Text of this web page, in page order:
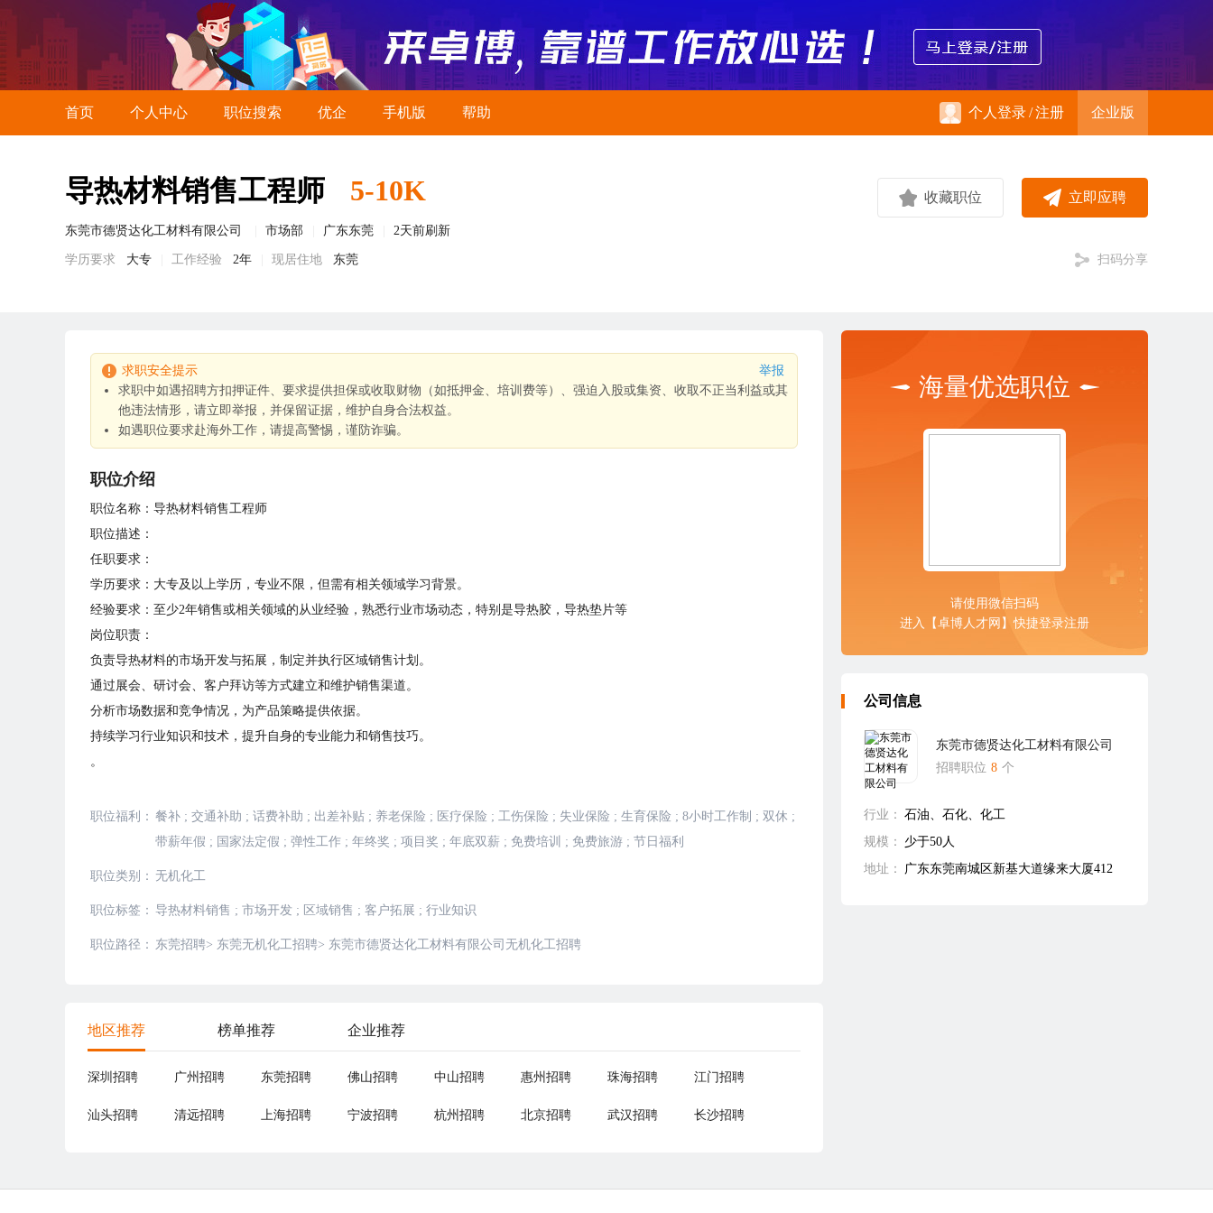
首页 个人中心 职位搜索 优企 手机版 帮助 个人登录/注册 企业版
导热材料销售工程师 5-10K
东莞市德贤达化工材料有限公司 市场部 广东东莞 2天前刷新
学历要求 大专 工作经验 2年 现居住地 东莞
收藏职位 立即应聘
扫码分享
求职安全提示
举报
求职中如遇招聘方扣押证件、要求提供担保或收取财物（如抵押金、培训费等）、强迫入股或集资、收取不正当利益或其
他违法情形，请立即举报，并保留证据，维护自身合法权益。
如遇职位要求赴海外工作，请提高警惕，谨防诈骗。
职位介绍
职位名称：导热材料销售工程师
职位描述：
任职要求：
学历要求：大专及以上学历，专业不限，但需有相关领域学习背景。
经验要求：至少2年销售或相关领域的从业经验，熟悉行业市场动态，特别是导热胶，导热垫片等
岗位职责：
负责导热材料的市场开发与拓展，制定并执行区域销售计划。
通过展会、研讨会、客户拜访等方式建立和维护销售渠道。
分析市场数据和竞争情况，为产品策略提供依据。
持续学习行业知识和技术，提升自身的专业能力和销售技巧。
。
职位福利： 餐补 ; 交通补助 ; 话费补助 ; 出差补贴 ; 养老保险 ; 医疗保险 ; 工伤保险 ; 失业保险 ; 生育保险 ; 8小时工作制 ; 双休 ;
带薪年假 ; 国家法定假 ; 弹性工作 ; 年终奖 ; 项目奖 ; 年底双薪 ; 免费培训 ; 免费旅游 ; 节日福利
职位类别： 无机化工
职位标签： 导热材料销售 ; 市场开发 ; 区域销售 ; 客户拓展 ; 行业知识
职位路径： 东莞招聘> 东莞无机化工招聘> 东莞市德贤达化工材料有限公司无机化工招聘
地区推荐 榜单推荐 企业推荐
深圳招聘 广州招聘 东莞招聘 佛山招聘 中山招聘 惠州招聘 珠海招聘 江门招聘
汕头招聘 清远招聘 上海招聘 宁波招聘 杭州招聘 北京招聘 武汉招聘 长沙招聘
海量优选职位
请使用微信扫码
进入【卓博人才网】快捷登录注册
公司信息
东莞市德贤达化工材料有限公司
招聘职位 8 个
行业： 石油、石化、化工
规模：
少于50人
地址：
广东东莞南城区新基大道缘来大厦412